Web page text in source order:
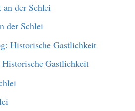
der Schlei
Gastlichkeit